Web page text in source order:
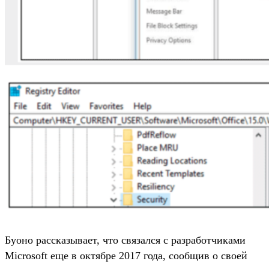
Буоно рассказывает, что связался с разработчиками
Microsoft еще в октябре 2017 года, сообщив о своей